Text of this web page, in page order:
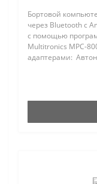
Бортовой
через Bluetooth с
с помощью
Multitronics MPC-
адаптерами: